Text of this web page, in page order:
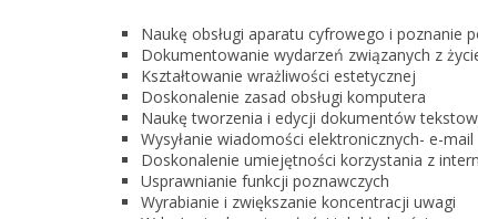
Naukę obsługi aparatu cyfrowego i poznanie
Dokumentowanie wydarzeń związanych z
Kształtowanie wrażliwości estetycznej
Doskonalenie zasad obsługi komputera
Naukę tworzenia i edycji dokumentów
Wysyłanie wiadomości elektronicznych- e-mail
Doskonalenie umiejętności korzystania z
Usprawnianie funkcji poznawczych
Wyrabianie i zwiększanie koncentracji uwagi